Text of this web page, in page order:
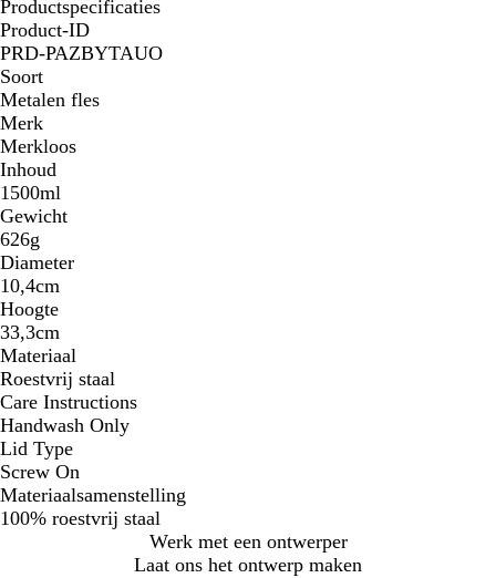
Productspecificaties
Product-ID
PRD-PAZBYTAUO
Soort
Metalen fles
Merk
Merkloos
Inhoud
1500ml
Gewicht
626g
Diameter
10,4cm
Hoogte
33,3cm
Materiaal
Roestvrij staal
Care Instructions
Handwash Only
Lid Type
Screw On
Materiaalsamenstelling
100% roestvrij staal
Werk met een ontwerper
Laat ons het ontwerp maken